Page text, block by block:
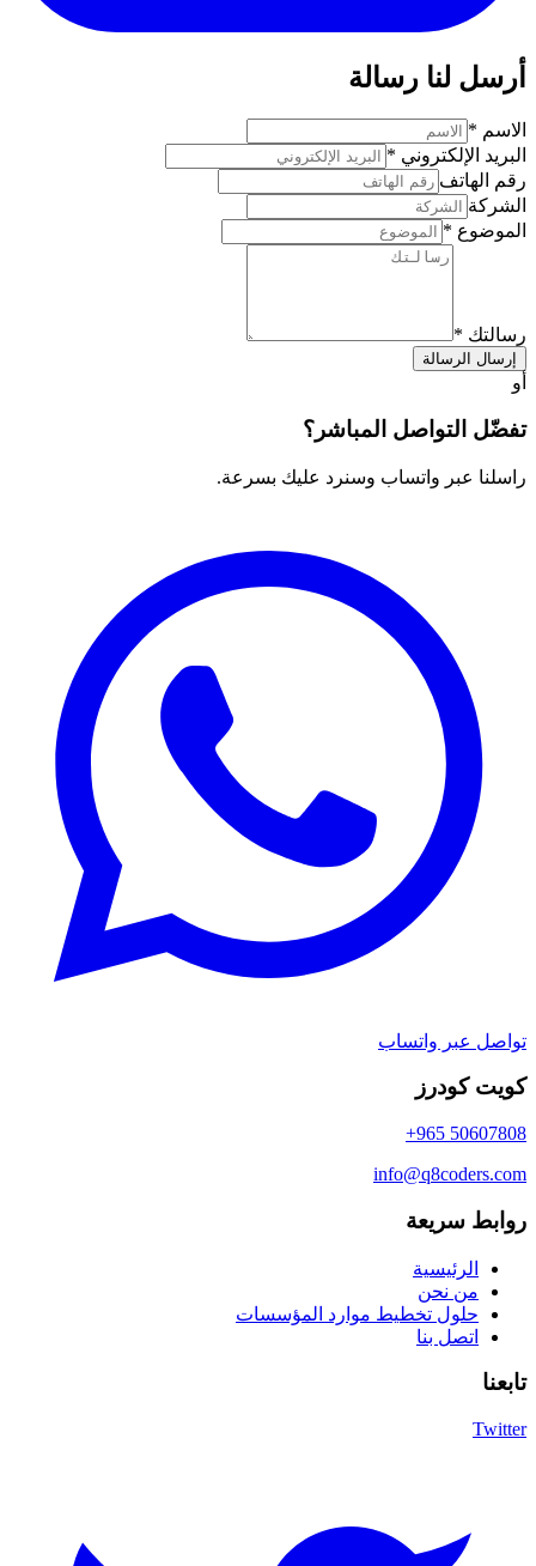
أرسل لنا رسالة
الاسم *
البريد الإلكتروني *
رقم الهاتف
الشركة
الموضوع *
رسالتك *
إرسال الرسالة
أو
تفضّل التواصل المباشر؟
راسلنا عبر واتساب وسنرد عليك بسرعة.
تواصل عبر واتساب
كويت كودرز
+965 50607808
info@q8coders.com
روابط سريعة
الرئيسية
من نحن
حلول تخطيط موارد المؤسسات
اتصل بنا
تابعنا
Twitter